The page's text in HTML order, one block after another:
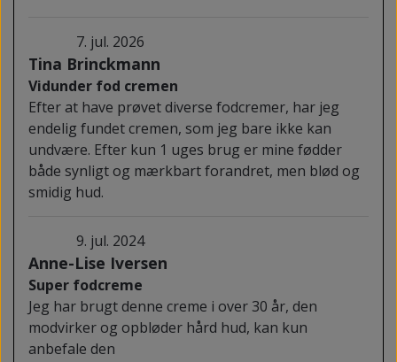
7. jul. 2026
Tina Brinckmann
Vidunder fod cremen
Efter at have prøvet diverse fodcremer, har jeg
endelig fundet cremen, som jeg bare ikke kan
undvære. Efter kun 1 uges brug er mine fødder
både synligt og mærkbart forandret, men blød og
smidig hud.
9. jul. 2024
Anne-Lise Iversen
Super fodcreme
Jeg har brugt denne creme i over 30 år, den
modvirker og opbløder hård hud, kan kun
anbefale den